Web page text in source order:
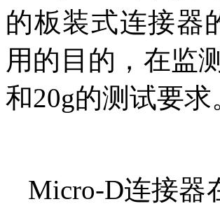
的板装式连接器
用的目的，在监
和20g的测试要求
Micro-D连接器